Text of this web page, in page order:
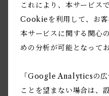
これにより、本サービ
Cookieを利用して、お客
本サービスに関する関心
めの分析が可能となってお
「Google Analyticsの広
ことを望まない場合は、